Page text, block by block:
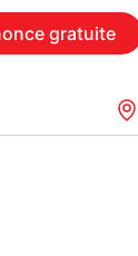
gratuite